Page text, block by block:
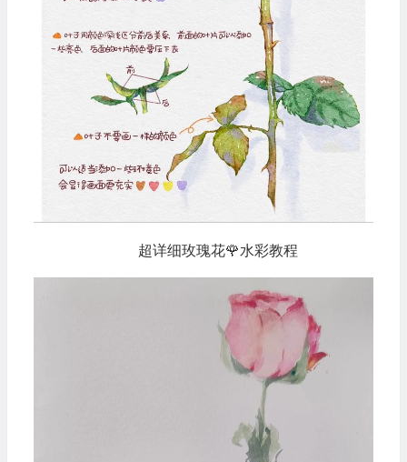
超详细玫瑰花🌹水彩教程